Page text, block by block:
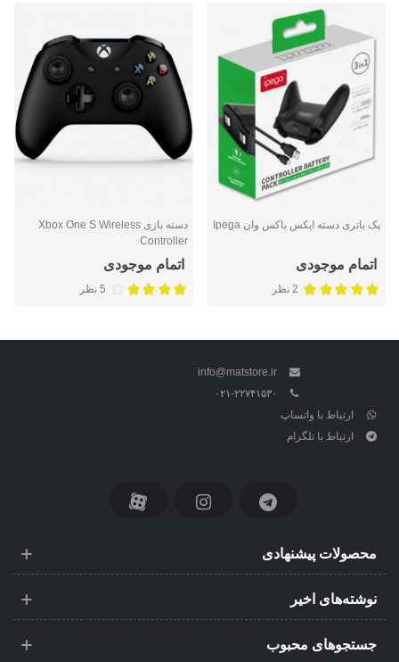
پک باتری دسته ایکس باکس وان Ipega
اتمام موجودی
2 نظر
دسته بازی Xbox One S Wireless
Controller
اتمام موجودی
5 نظر
info@matstore.ir
۰۲۱-۲۲۷۴۱۵۳۰
ارتباط با واتساپ
ارتباط با تلگرام
محصولات پیشنهادی
نوشته‌های اخیر
جستجوهای محبوب